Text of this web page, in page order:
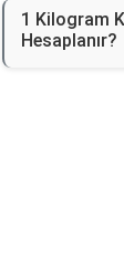
1 Kilogram
Hesaplanır?